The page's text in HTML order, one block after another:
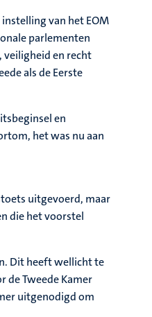
van het EOM
parlementen
veiligheid en recht
als de Eerste
en
het was nu aan
uitgevoerd, maar
die het voorstel
Dit heeft wellicht te
de Tweede Kamer
uitgenodigd om